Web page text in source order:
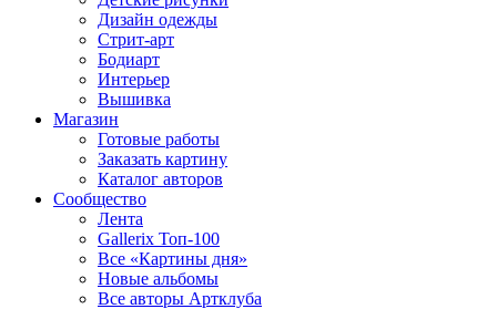
Дизайн одежды
Стрит-арт
Бодиарт
Интерьер
Вышивка
Магазин
Готовые работы
Заказать картину
Каталог авторов
Сообщество
Лента
Gallerix Топ-100
Все «Картины дня»
Новые альбомы
Все авторы Артклуба